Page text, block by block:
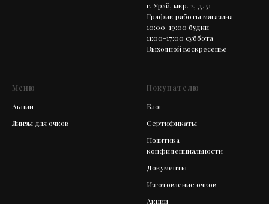
г. Урай, мкр. 2, д. 51
График работы магазина:
10:00-19:00 будни
11:00-17:00 суббота
Выходной воскресенье
Меню
Акции
Линзы для очков
Покупателю
Блог
Сертификаты
Политика
конфиденциальности
Документы
Изготовление очков
Акции